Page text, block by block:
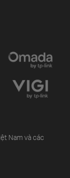
Nam và các